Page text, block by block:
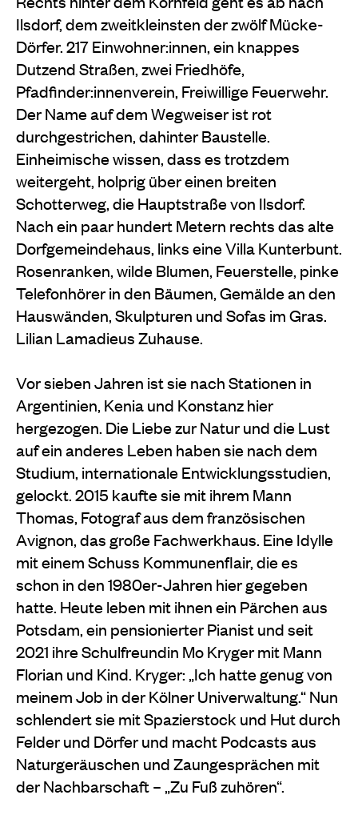
Ilsdorf, dem zweitkleinsten der zwölf Mücke-
Dörfer. 217 Einwohner:innen, ein knappes
Dutzend Straßen, zwei Friedhöfe,
Pfadfinder:innenverein, Freiwillige Feuerwehr.
Der Name auf dem Wegweiser ist rot
durchgestrichen, dahinter Baustelle.
Einheimische wissen, dass es trotzdem
weitergeht, holprig über einen breiten
Schotterweg, die Hauptstraße von Ilsdorf.
Nach ein paar hundert Metern rechts das alte
Dorfgemeindehaus, links eine Villa Kunterbunt.
Rosenranken, wilde Blumen, Feuerstelle, pinke
Telefonhörer in den Bäumen, Gemälde an den
Hauswänden, Skulpturen und Sofas im Gras.
Lilian Lamadieus Zuhause.
Vor sieben Jahren ist sie nach Stationen in
Argentinien, Kenia und Konstanz hier
hergezogen. Die Liebe zur Natur und die Lust
auf ein anderes Leben haben sie nach dem
Studium, internationale Entwicklungsstudien,
gelockt. 2015 kaufte sie mit ihrem Mann
Thomas, Fotograf aus dem französischen
Avignon, das große Fachwerkhaus. Eine Idylle
mit einem Schuss Kommunenflair, die es
schon in den 1980er-Jahren hier gegeben
hatte. Heute leben mit ihnen ein Pärchen aus
Potsdam, ein pensionierter Pianist und seit
2021 ihre Schulfreundin Mo Kryger mit Mann
Florian und Kind. Kryger: „Ich hatte genug von
meinem Job in der Kölner Univerwaltung.“ Nun
schlendert sie mit Spazierstock und Hut durch
Felder und Dörfer und macht Podcasts aus
Naturgeräuschen und Zaungesprächen mit
der Nachbarschaft – „Zu Fuß zuhören“.